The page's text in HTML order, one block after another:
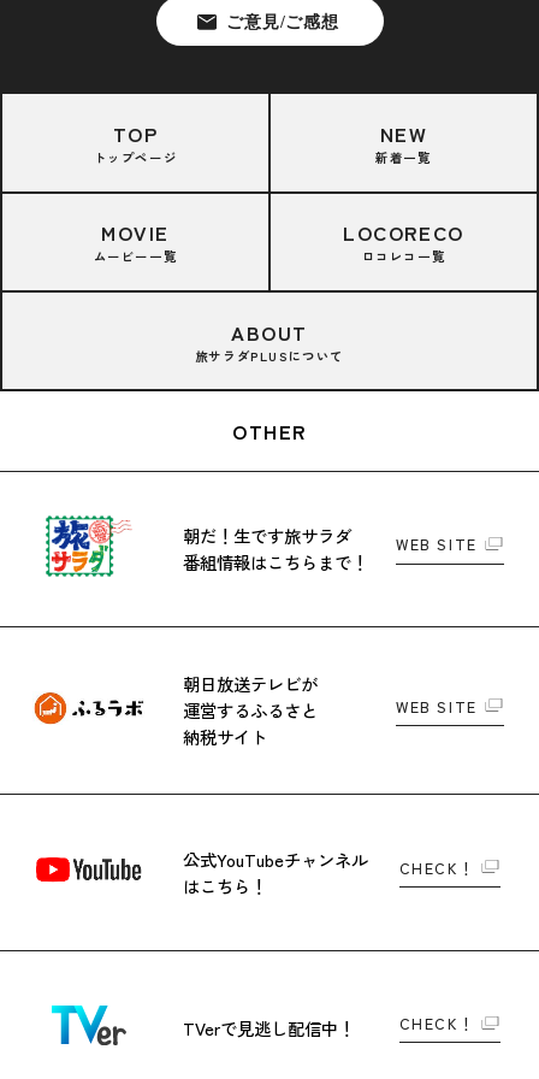
TOP
トップページ
NEW
新着一覧
MOVIE
ムービー一覧
LOCORECO
ロコレコ一覧
ABOUT
旅サラダPLUSについて
OTHER
朝だ！生です旅サラダ
番組情報はこちらまで！
WEB SITE
朝日放送テレビが
運営するふるさと
納税サイト
WEB SITE
公式YouTubeチャンネル
はこちら！
CHECK！
TVerで見逃し配信中！ CHECK！